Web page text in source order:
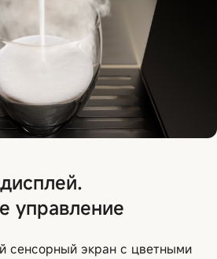
управление
сенсорный экран с цветными